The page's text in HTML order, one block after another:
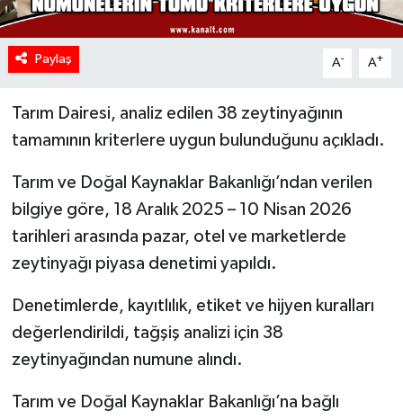
Paylaş A- A+
Tarım Dairesi, analiz edilen 38 zeytinyağının
tamamının kriterlere uygun bulunduğunu açıkladı.
Tarım ve Doğal Kaynaklar Bakanlığı’ndan verilen
bilgiye göre, 18 Aralık 2025 – 10 Nisan 2026
tarihleri arasında pazar, otel ve marketlerde
zeytinyağı piyasa denetimi yapıldı.
Denetimlerde, kayıtlılık, etiket ve hijyen kuralları
değerlendirildi, tağşiş analizi için 38
zeytinyağından numune alındı.
Tarım ve Doğal Kaynaklar Bakanlığı’na bağlı